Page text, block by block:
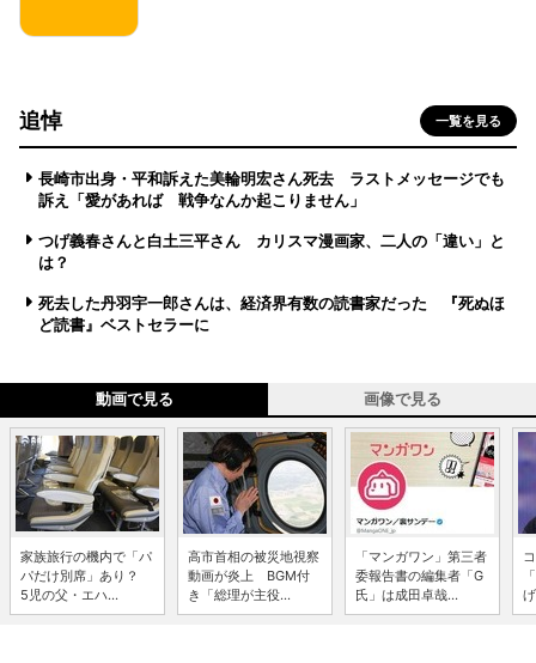
追悼 一覧を見る
長崎市出身・平和訴えた美輪明宏さん死去 ラストメッセージでも
訴え「愛があれば 戦争なんか起こりません」
つげ義春さんと白土三平さん カリスマ漫画家、二人の「違い」と
は？
死去した丹羽宇一郎さんは、経済界有数の読書家だった 『死ぬほ
ど読書』ベストセラーに
動画で見る 画像で見る
家族旅行の機内で「パ
パだけ別席」あり？
5児の父・エハ...
高市首相の被災地視察
動画が炎上 BGM付
き「総理が主役...
「マンガワン」第三者
委報告書の編集者「G
氏」は成田卓哉...